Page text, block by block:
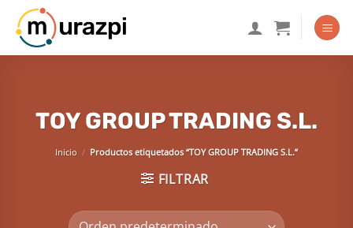
Saltar
contenido
TOY GROUP TRADING S.L.
Inicio / Productos etiquetados “TOY GROUP TRADING S.L.”
FILTRAR